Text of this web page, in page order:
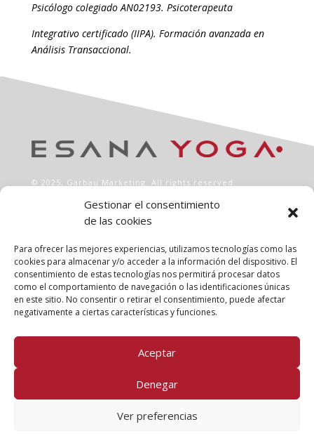
Gestionar el consentimiento
de las cookies
Para ofrecer las mejores experiencias, utilizamos tecnologías como las
cookies para almacenar y/o acceder a la información del dispositivo. El
consentimiento de estas tecnologías nos permitirá procesar datos
como el comportamiento de navegación o las identificaciones únicas
en este sitio. No consentir o retirar el consentimiento, puede afectar
negativamente a ciertas características y funciones.
Aceptar
Denegar
Ver preferencias
Psicólogo colegiado AN02193. Psicoterapeuta
Integrativo certificado (IIPA). Formación avanzada en
Análisis Transaccional.
© 2025, Garbau Marketing. All rights reserved.
INFO
Aviso legal
Política de privacidad
Política de cookies
Clases
Talleres
FOLLOW US!